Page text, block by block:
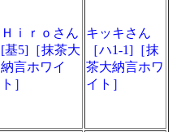
Ｈｉｒｏさん
[基5]［抹茶大
納言ホワイ
ト］
キッキさん
［ハ1-1]［抹
茶大納言ホワ
イト］